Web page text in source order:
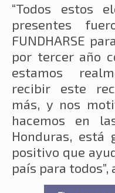
“Todos estos
presentes
FUNDHARSE
por tercer año
estamos
recibir este
más, y nos
hacemos en
Honduras, está
positivo que
país para